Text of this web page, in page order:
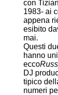
con
1983- ai
appena
esibito
mai.
Questi
hanno
ecco
DJ
tipico
numeri